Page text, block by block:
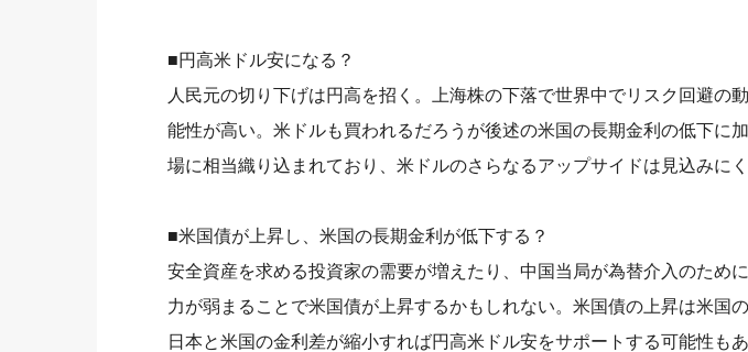
■円高米ドル安になる？
人民元の切り下げは円高を招く。上海株の下落で世界中でリスク回避の
能性が高い。米ドルも買われるだろうが後述の米国の長期金利の低下に
場に相当織り込まれており、米ドルのさらなるアップサイドは見込みにく
■米国債が上昇し、米国の長期金利が低下する？
安全資産を求める投資家の需要が増えたり、中国当局が為替介入のため
力が弱まることで米国債が上昇するかもしれない。米国債の上昇は米国
日本と米国の金利差が縮小すれば円高米ドル安をサポートする可能性もあ